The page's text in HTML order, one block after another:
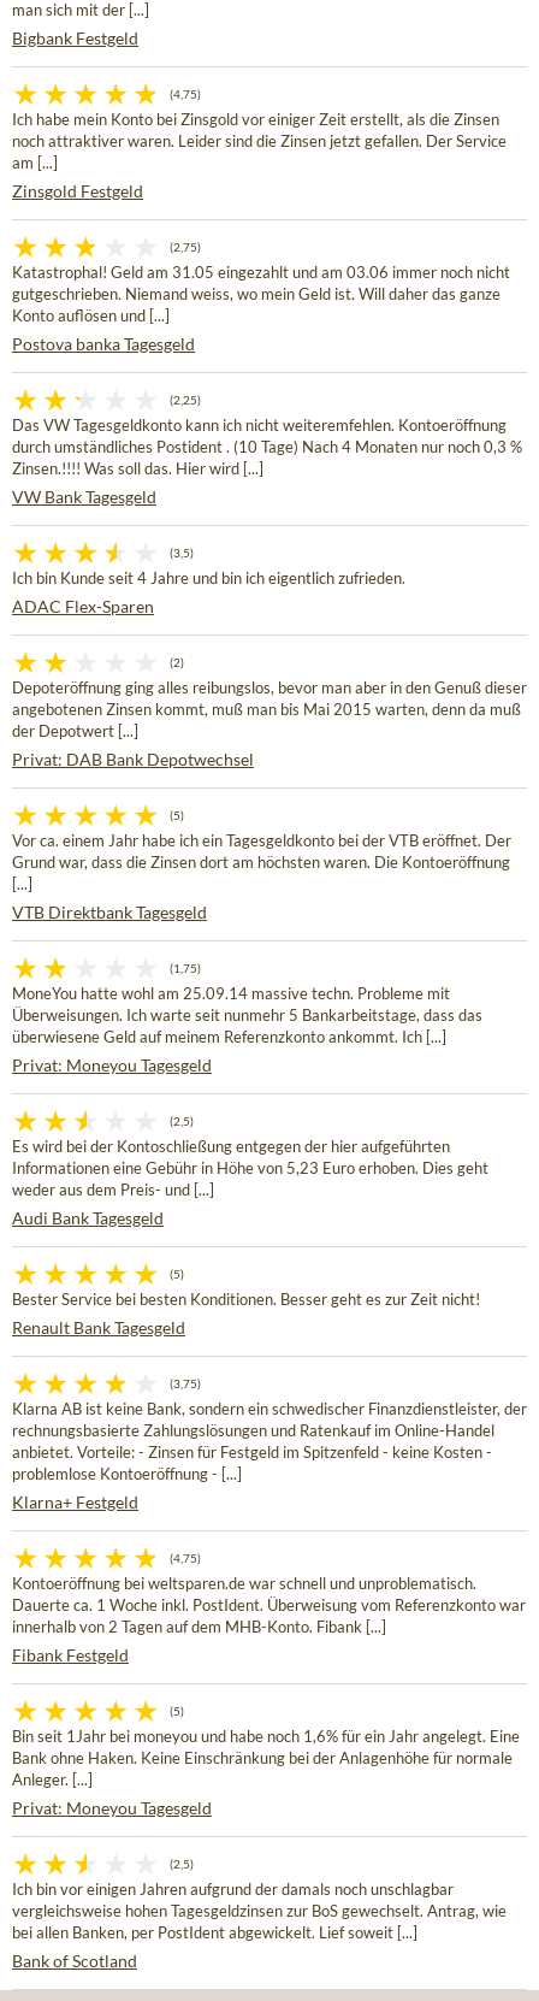
man sich mit der [...]
Bigbank Festgeld
(4,75)
Ich habe mein Konto bei Zinsgold vor einiger Zeit erstellt, als die Zinsen
noch attraktiver waren. Leider sind die Zinsen jetzt gefallen. Der Service
am [...]
Zinsgold Festgeld
(2,75)
Katastrophal! Geld am 31.05 eingezahlt und am 03.06 immer noch nicht
gutgeschrieben. Niemand weiss, wo mein Geld ist. Will daher das ganze
Konto auflösen und [...]
Postova banka Tagesgeld
(2,25)
Das VW Tagesgeldkonto kann ich nicht weiteremfehlen. Kontoeröffnung
durch umständliches Postident . (10 Tage) Nach 4 Monaten nur noch 0,3 %
Zinsen.!!!! Was soll das. Hier wird [...]
VW Bank Tagesgeld
(3,5)
Ich bin Kunde seit 4 Jahre und bin ich eigentlich zufrieden.
ADAC Flex-Sparen
(2)
Depoteröffnung ging alles reibungslos, bevor man aber in den Genuß dieser
angebotenen Zinsen kommt, muß man bis Mai 2015 warten, denn da muß
der Depotwert [...]
Privat: DAB Bank Depotwechsel
(5)
Vor ca. einem Jahr habe ich ein Tagesgeldkonto bei der VTB eröffnet. Der
Grund war, dass die Zinsen dort am höchsten waren. Die Kontoeröffnung
[...]
VTB Direktbank Tagesgeld
(1,75)
MoneYou hatte wohl am 25.09.14 massive techn. Probleme mit
Überweisungen. Ich warte seit nunmehr 5 Bankarbeitstage, dass das
überwiesene Geld auf meinem Referenzkonto ankommt. Ich [...]
Privat: Moneyou Tagesgeld
(2,5)
Es wird bei der Kontoschließung entgegen der hier aufgeführten
Informationen eine Gebühr in Höhe von 5,23 Euro erhoben. Dies geht
weder aus dem Preis- und [...]
Audi Bank Tagesgeld
(5)
Bester Service bei besten Konditionen. Besser geht es zur Zeit nicht!
Renault Bank Tagesgeld
(3,75)
Klarna AB ist keine Bank, sondern ein schwedischer Finanzdienstleister, der
rechnungsbasierte Zahlungslösungen und Ratenkauf im Online-Handel
anbietet. Vorteile: - Zinsen für Festgeld im Spitzenfeld - keine Kosten -
problemlose Kontoeröffnung - [...]
Klarna+ Festgeld
(4,75)
Kontoeröffnung bei weltsparen.de war schnell und unproblematisch.
Dauerte ca. 1 Woche inkl. PostIdent. Überweisung vom Referenzkonto war
innerhalb von 2 Tagen auf dem MHB-Konto. Fibank [...]
Fibank Festgeld
(5)
Bin seit 1Jahr bei moneyou und habe noch 1,6% für ein Jahr angelegt. Eine
Bank ohne Haken. Keine Einschränkung bei der Anlagenhöhe für normale
Anleger. [...]
Privat: Moneyou Tagesgeld
(2,5)
Ich bin vor einigen Jahren aufgrund der damals noch unschlagbar
vergleichsweise hohen Tagesgeldzinsen zur BoS gewechselt. Antrag, wie
bei allen Banken, per PostIdent abgewickelt. Lief soweit [...]
Bank of Scotland